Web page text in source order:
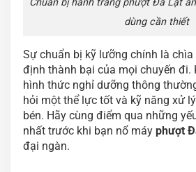
Chuẩn bị hành trang phượt Đà Lạt
dùng cần thiết
Sự chuẩn bị kỹ lưỡng chính là
định thành bại của mọi chuyến đi.
hình thức nghỉ dưỡng thông
hỏi một thể lực tốt và kỹ năng xử
bén. Hãy cùng điểm qua những
nhất trước khi bạn nổ máy phượt
đại ngàn.